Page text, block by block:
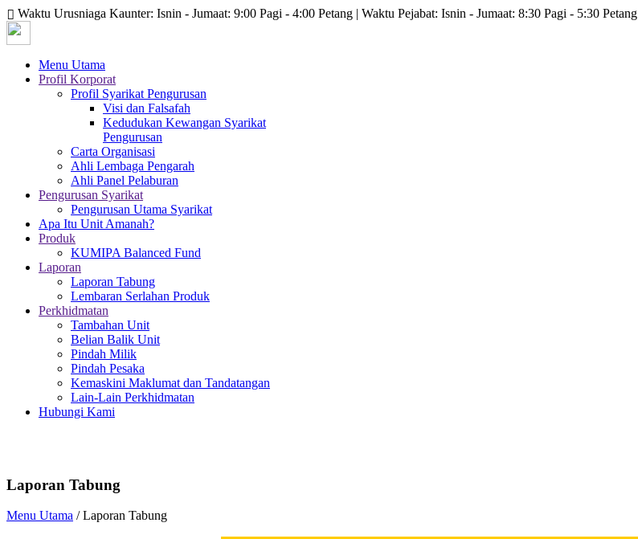
Waktu Urusniaga Kaunter: Isnin - Jumaat: 9:00 Pagi - 4:00 Petang | Waktu Pejabat: Isnin - Jumaat: 8:30 Pagi - 5:30 Petang
Menu Utama
Profil Korporat
Profil Syarikat Pengurusan
Visi dan Falsafah
Kedudukan Kewangan Syarikat
Pengurusan
Carta Organisasi
Ahli Lembaga Pengarah
Ahli Panel Pelaburan
Pengurusan Syarikat
Pengurusan Utama Syarikat
Apa Itu Unit Amanah?
Produk
KUMIPA Balanced Fund
Laporan
Laporan Tabung
Lembaran Serlahan Produk
Perkhidmatan
Tambahan Unit
Belian Balik Unit
Pindah Milik
Pindah Pesaka
Kemaskini Maklumat dan Tandatangan
Lain-Lain Perkhidmatan
Hubungi Kami
Laporan Tabung
Menu Utama / Laporan Tabung